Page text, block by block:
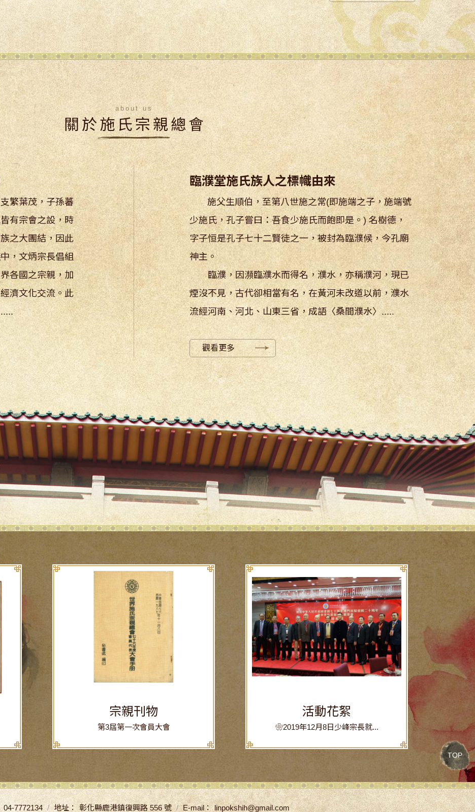
about us
關於施氏宗親總會
繁葉茂，子孫蕃
有宗會之設，時
之大團結，因此
，文炳宗長倡組
各國之宗親，加
濟文化交流。此
臨濮堂施氏族人之標幟由來
施父生順伯，至第八世施之常(即施端之子，施端號
少施氏，孔子嘗曰：吾食少施氏而飽即是。) 名樹德，
字子恒是孔子七十二賢徒之一，被封為臨濮候，今孔廟
神主。
臨濮，因瀕臨濮水而得名，濮水，亦稱濮河，現已
煙沒不見，古代卻相當有名，在黃河未改道以前，濮水
流經河南、河北、山東三省，成語〈桑間濮水〉.....
觀看更多
宗親刊物
第3屆第一次會員大會
活動花絮
❀2019年12月8日少峰宗長就...
TOP
04-7772134 地址： 彰化縣鹿港鎮復興路 556 號 E-mail： linpokshih@gmail.com